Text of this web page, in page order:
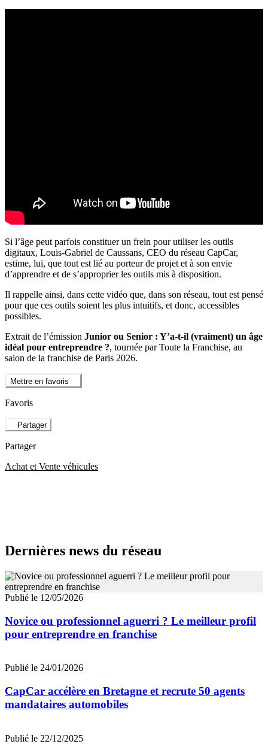
Si l’âge peut parfois constituer un frein pour utiliser les outils
digitaux, Louis-Gabriel de Caussans, CEO du réseau CapCar,
estime, lui, que tout est lié au porteur de projet et à son envie
d’apprendre et de s’approprier les outils mis à disposition.
Il rappelle ainsi, dans cette vidéo que, dans son réseau, tout est pensé
pour que ces outils soient les plus intuitifs, et donc, accessibles
possibles.
Extrait de l’émission Junior ou Senior : Y’a-t-il (vraiment) un âge
idéal pour entreprendre ?, tournée par Toute la Franchise, au
salon de la franchise de Paris 2026.
Mettre en favoris
Favoris
Partager
Partager
Achat et Vente véhicules
Dernières news du réseau
Publié le 12/05/2026
Novice ou professionnel aguerri ? Le meilleur profil
pour entreprendre en franchise
Publié le 24/01/2026
CapCar accélère en Bretagne et recrute 50 agents
mandataires automobiles
Publié le 22/12/2025